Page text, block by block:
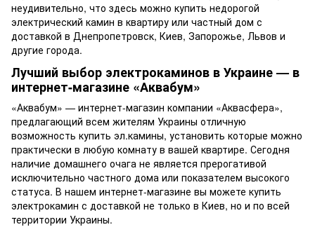
неудивительно, что здесь можно купить недорогой
электрический камин в квартиру или частный дом с
доставкой в Днепропетровск, Киев, Запорожье, Львов и
другие города.
Лучший выбор электрокаминов в Украине — в
интернет-магазине «Аквабум»
«Аквабум» — интернет-магазин компании «Аквасфера»,
предлагающий всем жителям Украины отличную
возможность купить эл.камины, установить которые можно
практически в любую комнату в вашей квартире. Сегодня
наличие домашнего очага не является прерогативой
исключительно частного дома или показателем высокого
статуса. В нашем интернет-магазине вы можете купить
электрокамин с доставкой не только в Киев, но и по всей
территории Украины.